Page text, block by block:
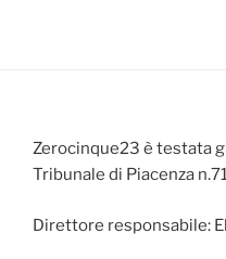
Zerocinque23 è testata
Tribunale di Piacenza
Direttore responsabile: